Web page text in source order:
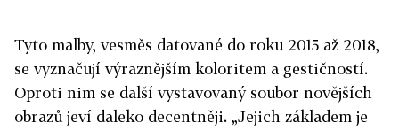
Tyto malby, vesměs datované do roku 2015 až 2018,
se vyznačují výraznějším koloritem a gestičností.
Oproti nim se další vystavovaný soubor novějších
obrazů jeví daleko decentněji. „Jejich základem je